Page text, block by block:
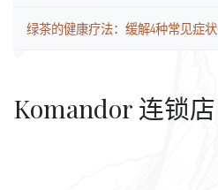
绿茶的健康疗法：缓解4种常见症状
Komandor 连锁店